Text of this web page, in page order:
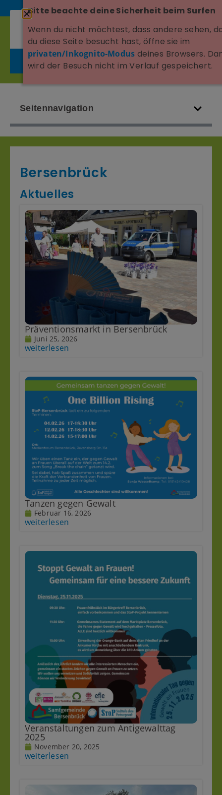
Seitennavigation
Bersenbrück
Aktuelles
Präventionsmarkt in Bersenbrück
Juni 25, 2026
weiterlesen
Tanzen gegen Gewalt
Februar 16, 2026
weiterlesen
Veranstaltungen zum Antigewalttag
2025
November 20, 2025
weiterlesen
Bitte beachte deine Sicherheit beim Surfen
Wenn du nicht möchtest, dass andere sehen,
du diese Seite besucht hast, öffne sie im
privaten/Inkognito-Modus deines Browsers.
wird der Besuch nicht im Verlauf gespeichert.